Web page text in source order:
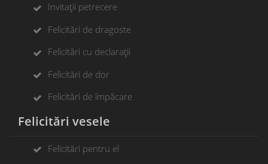
Invitații petrecere
Felicitări de dragoste
Felicitări cu declarații
Felicitări de dor
Felicitări de împăcare
Felicitări vesele
Felicitări pentru el